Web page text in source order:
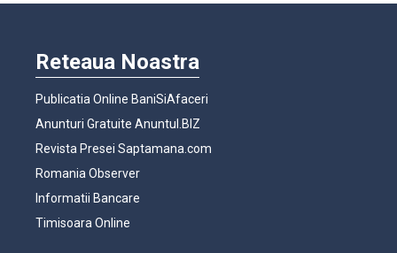
Reteaua Noastra
Publicatia Online BaniSiAfaceri
Anunturi Gratuite Anuntul.BIZ
Revista Presei Saptamana.com
Romania Observer
Informatii Bancare
Timisoara Online